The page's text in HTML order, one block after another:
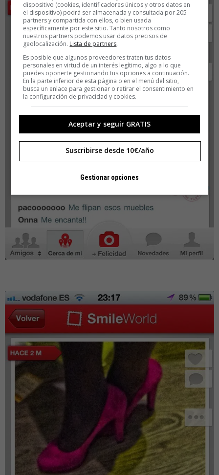
dispositivo (cookies, identificadores únicos y otros datos en
el dispositivo) podrá ser almacenada y consultada por 205
partners y compartida con ellos, o bien usada
específicamente por este sitio. Tanto nosotros como
nuestros partners podemos usar datos precisos de
geolocalización. Lista de partners.
Es posible que algunos proveedores traten tus datos
personales en virtud de un interés legítimo, algo a lo que
puedes oponerte gestionando tus opciones a continuación.
En la parte inferior de esta página o en el menú del sitio,
busca un enlace para gestionar o retirar el consentimiento en
la configuración de privacidad y cookies.
Aceptar y seguir GRATIS
Suscribirse desde 10€/año
Gestionar opciones